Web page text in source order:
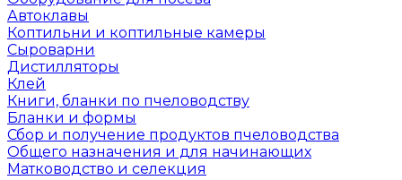
Автоклавы
Коптильни и коптильные камеры
Сыроварни
Дистилляторы
Клей
Книги, бланки по пчеловодству
Бланки и формы
Сбор и получение продуктов пчеловодства
Общего назначения и для начинающих
Матководство и селекция